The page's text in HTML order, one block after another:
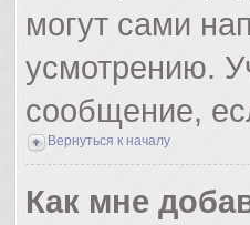
могут сами
усмотрению.
сообщение,
Вернуться к началу
Как мне